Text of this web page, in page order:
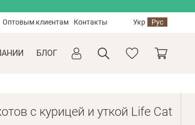
Оптовым клиентам Контакты Укр Рус
БЛОГ
с курицей и уткой Life Cat